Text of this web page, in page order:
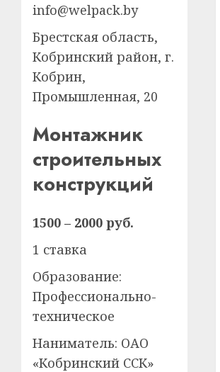
info@welpack.by
Брестская область,
Кобринский район, г.
Кобрин,
Промышленная, 20
Монтажник
строительных
конструкций
1500 – 2000 руб.
1 ставка
Образование:
Профессионально-
техническое
Наниматель: ОАО
«Кобринский ССК»